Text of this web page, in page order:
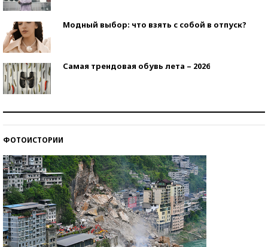
Модный выбор: что взять с собой в отпуск?
Самая трендовая обувь лета – 2026
ФОТОИСТОРИИ